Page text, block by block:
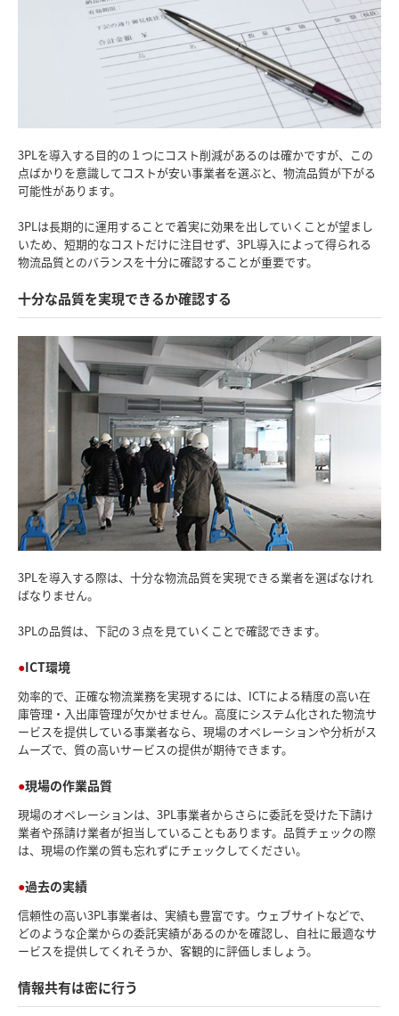
3PLを導入する目的の１つにコスト削減があるのは確かですが、この
点ばかりを意識してコストが安い事業者を選ぶと、物流品質が下がる
可能性があります。
3PLは長期的に運用することで着実に効果を出していくことが望まし
いため、短期的なコストだけに注目せず、3PL導入によって得られる
物流品質とのバランスを十分に確認することが重要です。
十分な品質を実現できるか確認する
3PLを導入する際は、十分な物流品質を実現できる業者を選ばなけれ
ばなりません。
3PLの品質は、下記の３点を見ていくことで確認できます。
ICT環境
効率的で、正確な物流業務を実現するには、ICTによる精度の高い在
庫管理・入出庫管理が欠かせません。高度にシステム化された物流サ
ービスを提供している事業者なら、現場のオペレーションや分析がス
ムーズで、質の高いサービスの提供が期待できます。
現場の作業品質
現場のオペレーションは、3PL事業者からさらに委託を受けた下請け
業者や孫請け業者が担当していることもあります。品質チェックの際
は、現場の作業の質も忘れずにチェックしてください。
過去の実績
信頼性の高い3PL事業者は、実績も豊富です。ウェブサイトなどで、
どのような企業からの委託実績があるのかを確認し、自社に最適なサ
ービスを提供してくれそうか、客観的に評価しましょう。
情報共有は密に行う